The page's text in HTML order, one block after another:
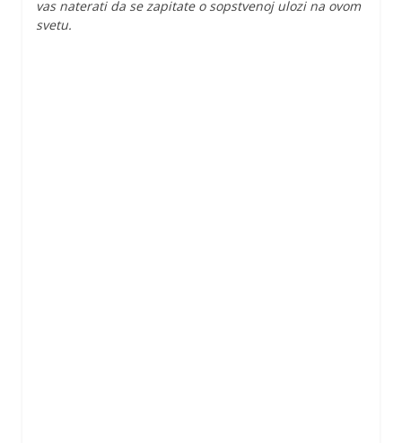
vas naterati da se zapitate o sopstvenoj ulozi na ovom
svetu.